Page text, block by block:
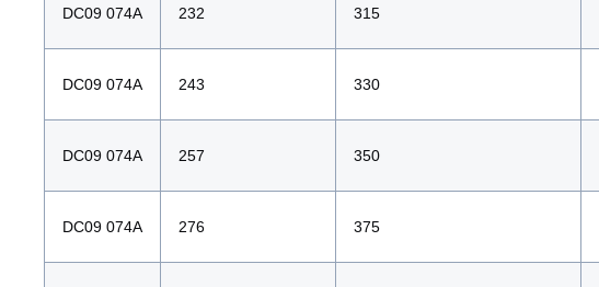
DC09 074A 232 315
DC09 074A 243 330
DC09 074A 257 350
DC09 074A 276 375